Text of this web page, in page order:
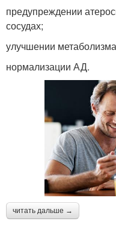
предупреждении
сосудах;
улучшении
нормализации АД.
читать дальше →